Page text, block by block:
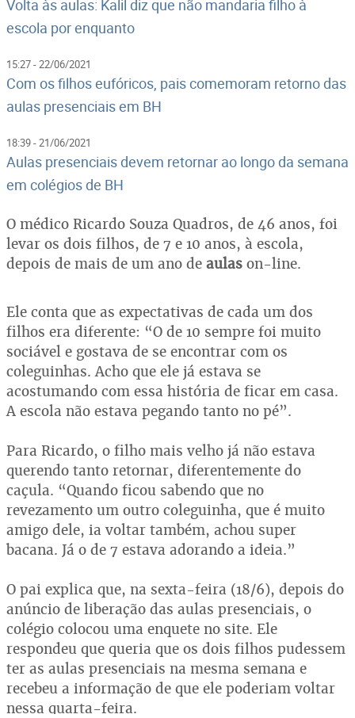
Volta às aulas: Kalil diz que não mandaria filho à
escola por enquanto
15:27 - 22/06/2021
Com os filhos eufóricos, pais comemoram retorno das
aulas presenciais em BH
18:39 - 21/06/2021
Aulas presenciais devem retornar ao longo da semana
em colégios de BH
O médico Ricardo Souza Quadros, de 46 anos, foi
levar os dois filhos, de 7 e 10 anos, à escola,
depois de mais de um ano de aulas on-line.
Ele conta que as expectativas de cada um dos
filhos era diferente: “O de 10 sempre foi muito
sociável e gostava de se encontrar com os
coleguinhas. Acho que ele já estava se
acostumando com essa história de ficar em casa.
A escola não estava pegando tanto no pé”.
Para Ricardo, o filho mais velho já não estava
querendo tanto retornar, diferentemente do
caçula. “Quando ficou sabendo que no
revezamento um outro coleguinha, que é muito
amigo dele, ia voltar também, achou super
bacana. Já o de 7 estava adorando a ideia.”
O pai explica que, na sexta-feira (18/6), depois do
anúncio de liberação das aulas presenciais, o
colégio colocou uma enquete no site. Ele
respondeu que queria que os dois filhos pudessem
ter as aulas presenciais na mesma semana e
recebeu a informação de que ele poderiam voltar
nessa quarta-feira.